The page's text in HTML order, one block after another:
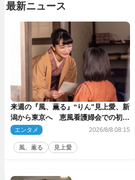
最新ニュース
来週の『風、薫る』“りん”見上愛、新
潟から東京へ 恵風看護婦会での初仕
事に向かう
エンタメ 2026/8/8 08:15
風、薫る 見上愛